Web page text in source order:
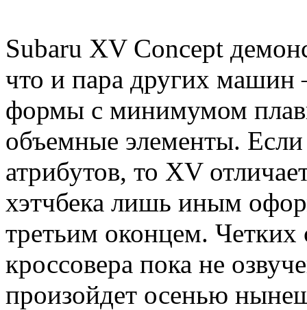
Subaru XV Concept
что и пара других
формы с минимумом
объемные элементы.
атрибутов, то XV
хэтчбека лишь иным
третьим оконцем. Четких
кроссовера пока не
произойдет осенью